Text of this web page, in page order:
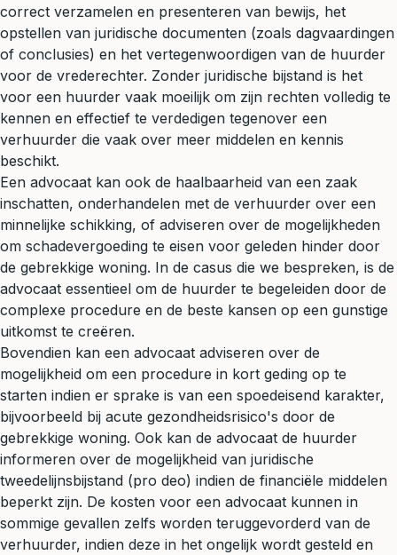
correct verzamelen en presenteren van bewijs, het
opstellen van juridische documenten (zoals dagvaardingen
of conclusies) en het vertegenwoordigen van de huurder
voor de vrederechter. Zonder juridische bijstand is het
voor een huurder vaak moeilijk om zijn rechten volledig te
kennen en effectief te verdedigen tegenover een
verhuurder die vaak over meer middelen en kennis
beschikt.
Een advocaat kan ook de haalbaarheid van een zaak
inschatten, onderhandelen met de verhuurder over een
minnelijke schikking, of adviseren over de mogelijkheden
om schadevergoeding te eisen voor geleden hinder door
de gebrekkige woning. In de casus die we bespreken, is de
advocaat essentieel om de huurder te begeleiden door de
complexe procedure en de beste kansen op een gunstige
uitkomst te creëren.
Bovendien kan een advocaat adviseren over de
mogelijkheid om een procedure in kort geding op te
starten indien er sprake is van een spoedeisend karakter,
bijvoorbeeld bij acute gezondheidsrisico's door de
gebrekkige woning. Ook kan de advocaat de huurder
informeren over de mogelijkheid van juridische
tweedelijnsbijstand (pro deo) indien de financiële middelen
beperkt zijn. De kosten voor een advocaat kunnen in
sommige gevallen zelfs worden teruggevorderd van de
verhuurder, indien deze in het ongelijk wordt gesteld en